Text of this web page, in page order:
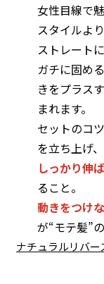
女性目線で
スタイルよ
ストレート
ガチに固め
きをプラス
まれます。
セットのコ
を立ち上げ
しっかり伸
ること。
動きをつけ
が“モテ髪”の
ナチュラルリバ